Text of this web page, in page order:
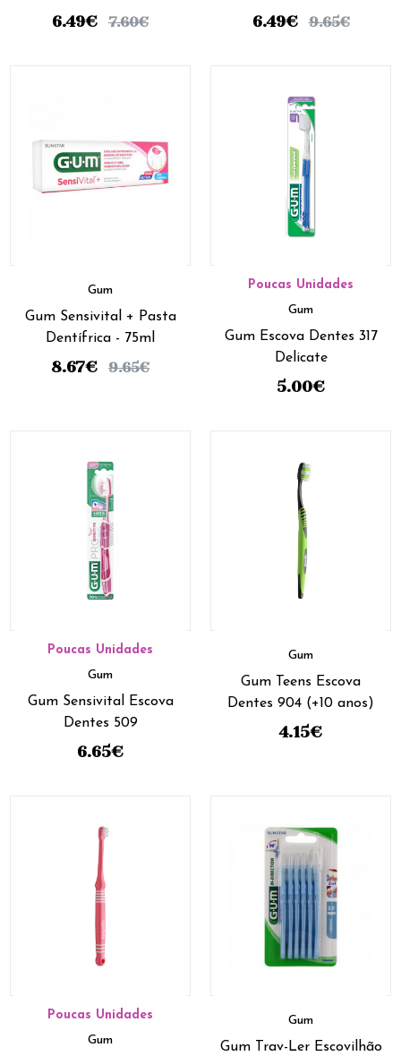
6.49€ 7.60€ 6.49€ 9.65€
Gum
Gum Sensivital + Pasta
Dentífrica - 75ml
8.67€ 9.65€
Poucas Unidades
Gum
Gum Escova Dentes 317
Delicate
5.00€
Poucas Unidades
Gum
Gum Sensivital Escova
Dentes 509
6.65€
Gum
Gum Teens Escova
Dentes 904 (+10 anos)
4.15€
Poucas Unidades
Gum
Gum
Gum Trav-Ler Escovilhão